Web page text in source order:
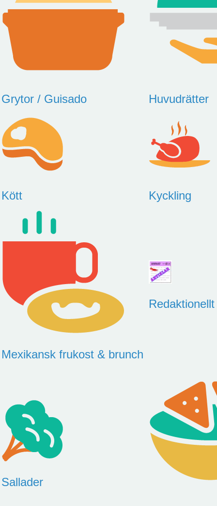
Grytor / Guisado Huvudrätter
Kött Kyckling
Mexikansk frukost & brunch
Sallader